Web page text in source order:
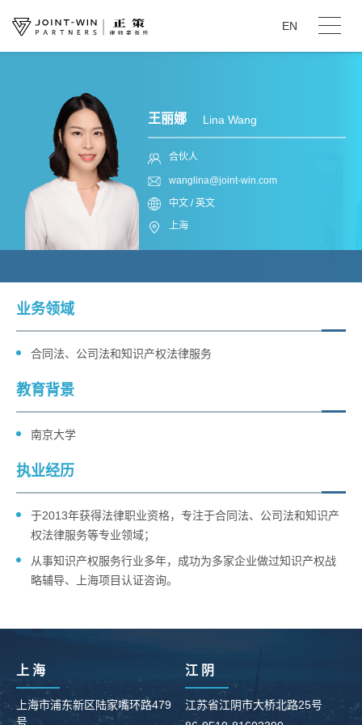
EN
王丽娜 Lina Wang
合伙人
wanglina@joint-win.com
中文 / 英文
上海
业务领域
合同法、公司法和知识产权法律服务
教育背景
南京大学
执业经历
于2013年获得法律职业资格，专注于合同法、公司法和知识产
权法律服务等专业领域；
从事知识产权服务行业多年，成功为多家企业做过知识产权战
略辅导、上海项目认证咨询。
上 海
上海市浦东新区陆家嘴环路479
号
江 阴
江苏省江阴市大桥北路25号